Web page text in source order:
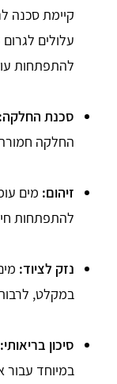
קיימת סכנה
עלולים
להתפתחות
סכנת החלקה:
החלקה
זיהום: מים
להתפתחות
נזק לציוד:
במקלט,
סיכון בריאותי:
במיוחד עבור